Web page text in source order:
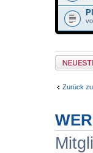
Neues
Zurück